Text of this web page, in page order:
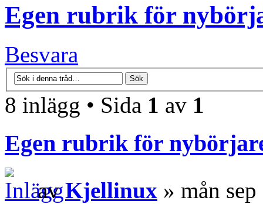
Egen rubrik för
Besvara
8 inlägg • Sida 1 av 1
Egen rubrik för
avKjellinux » mån